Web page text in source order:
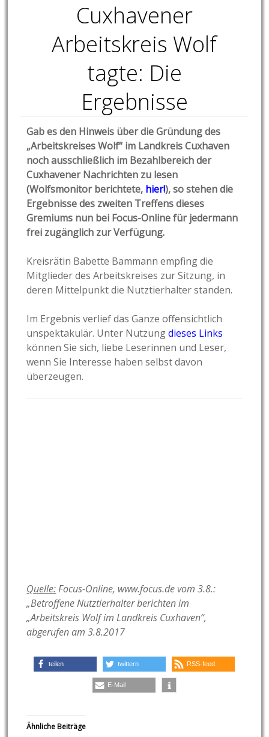
Cuxhavener
Arbeitskreis Wolf
tagte: Die
Ergebnisse
Gab es den Hinweis über die Gründung des
„Arbeitskreises Wolf“ im Landkreis Cuxhaven
noch ausschließlich im Bezahlbereich der
Cuxhavener Nachrichten zu lesen
(Wolfsmonitor berichtete, hier!), so stehen die
Ergebnisse des zweiten Treffens dieses
Gremiums nun bei Focus-Online für jedermann
frei zugänglich zur Verfügung.
Kreisrätin Babette Bammann empfing die
Mitglieder des Arbeitskreises zur Sitzung, in
deren Mittelpunkt die Nutztierhalter standen.
Im Ergebnis verlief das Ganze offensichtlich
unspektakulär. Unter Nutzungdieses Links
können Sie sich, liebe Leserinnen und Leser,
wenn Sie Interesse haben selbst davon
überzeugen.
Quelle: Focus-Online, www.focus.de vom 3.8.:
„Betroffene Nutztierhalter berichten im
„Arbeitskreis Wolf im Landkreis Cuxhaven“,
abgerufen am 3.8.2017
teilen twittern RSS-feed
E-Mail
Ähnliche Beiträge